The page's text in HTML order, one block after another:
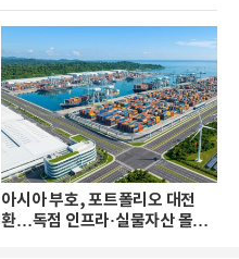
아시아 부호, 포트폴리오 대전
환…독점 인프라·실물자산 몰린